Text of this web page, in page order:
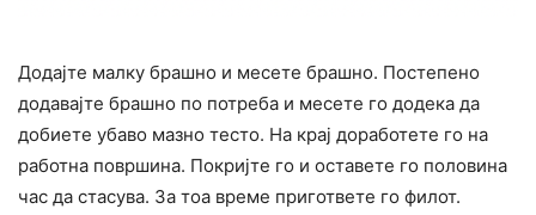
Додајте малку брашно и месете брашно. Постепено
додавајте брашно по потреба и месете го додека да
добиете убаво мазно тесто. На крај доработете го на
работна површина. Покријте го и оставете го половина
час да стасува. За тоа време пригответе го филот.